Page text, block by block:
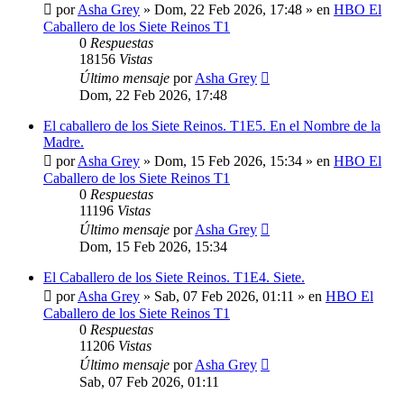
porAsha Grey » Dom, 22 Feb 2026, 17:48 » en HBO El
Caballero de los Siete Reinos T1
0 Respuestas
18156 Vistas
Último mensaje porAsha Grey
Dom, 22 Feb 2026, 17:48
El caballero de los Siete Reinos. T1E5. En el Nombre de la
Madre.
porAsha Grey » Dom, 15 Feb 2026, 15:34 » en HBO El
Caballero de los Siete Reinos T1
0 Respuestas
11196 Vistas
Último mensaje porAsha Grey
Dom, 15 Feb 2026, 15:34
El Caballero de los Siete Reinos. T1E4. Siete.
porAsha Grey » Sab, 07 Feb 2026, 01:11 » en HBO El
Caballero de los Siete Reinos T1
0 Respuestas
11206 Vistas
Último mensaje porAsha Grey
Sab, 07 Feb 2026, 01:11